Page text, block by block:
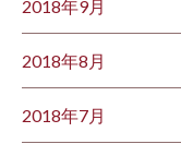
2018年9月
2018年8月
2018年7月